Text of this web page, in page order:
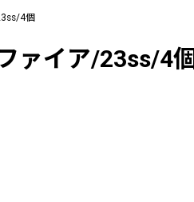
4個
ァイア/23ss/4個